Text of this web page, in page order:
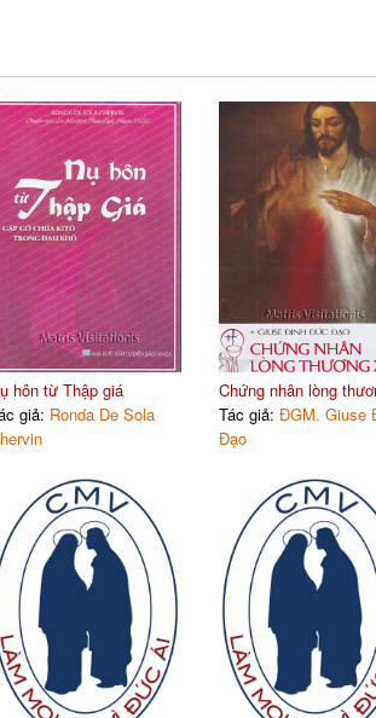
hôn từ Thập giá
giả: Ronda De Sola
Chứng nhân lòng
Tác giả: ĐGM. Giuse
Đạo